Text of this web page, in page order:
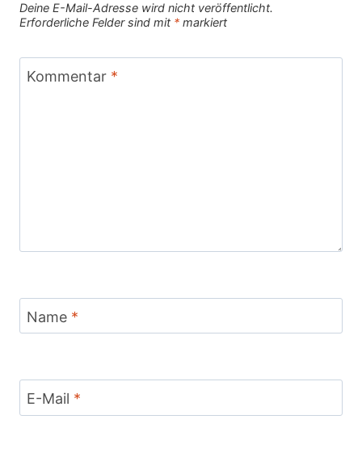
Deine E-Mail-Adresse wird nicht veröffentlicht.
Erforderliche Felder sind mit * markiert
Kommentar *
Name *
E-Mail *